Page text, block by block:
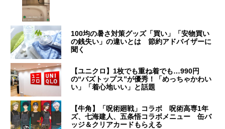
100均の暑さ対策グッズ「買い」「安物買い
の銭失い」の違いとは 節約アドバイザーに
聞く
【ユニクロ】1枚でも重ね着でも…990円
の“バズトップス”が優秀！「めっちゃかわい
い」「着心地いい」と話題
【牛角】「呪術廻戦」コラボ 呪術高専1年
ズ、七海建人、五条悟コラボメニュー 缶バ
ッジ＆クリアカードもらえる